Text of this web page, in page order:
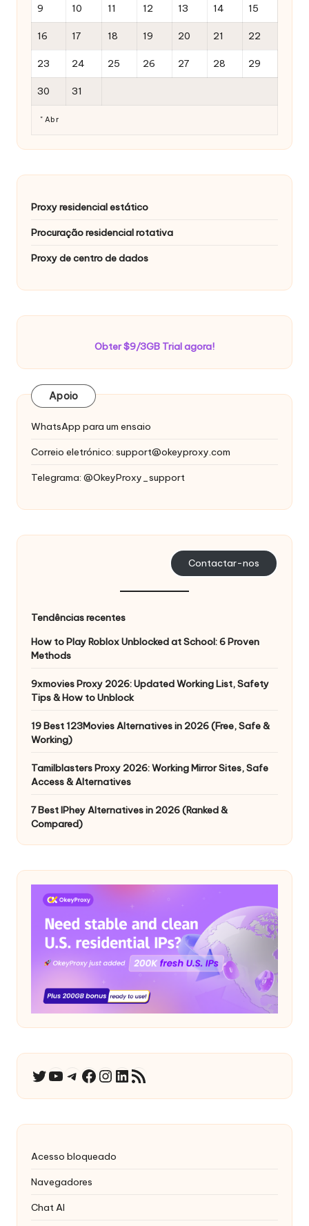
9 10 11 12 13 14 15
16 17 18 19 20 21 22
23 24 25 26 27 28 29
30 31
" Abr
Proxy residencial estático
Procuração residencial rotativa
Proxy de centro de dados
Obter $9/3GB Trial agora!
Apoio
WhatsApp para um ensaio
Correio eletrónico: support@okeyproxy.com
Telegrama: @OkeyProxy_support
Contactar-nos
Tendências recentes
How to Play Roblox Unblocked at School: 6 Proven
Methods
9xmovies Proxy 2026: Updated Working List, Safety
Tips & How to Unblock
19 Best 123Movies Alternatives in 2026 (Free, Safe &
Working)
Tamilblasters Proxy 2026: Working Mirror Sites, Safe
Access & Alternatives
7 Best IPhey Alternatives in 2026 (Ranked &
Compared)
Twitter
YouTube
Telegrama
Facebook
Instagram
LinkedIn
RSS Feed
Acesso bloqueado
Navegadores
Chat AI